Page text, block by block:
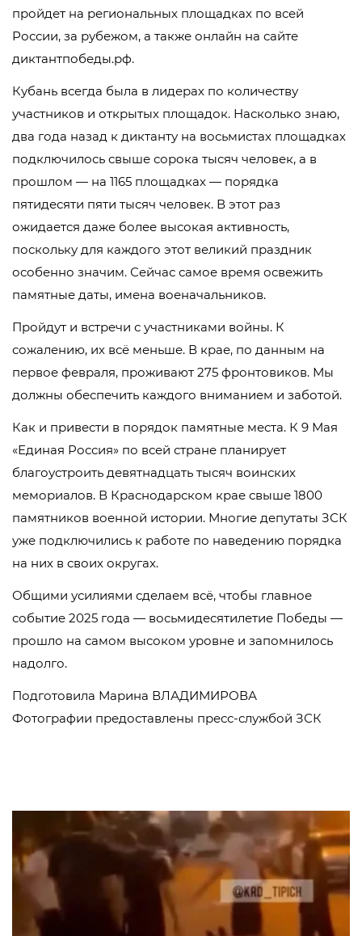
пройдет на региональных площадках по всей
России, за рубежом, а также онлайн на сайте
диктантпобеды.рф.
Кубань всегда была в лидерах по количеству
участников и открытых площадок. Насколько знаю,
два года назад к диктанту на восьмистах площадках
подключилось свыше сорока тысяч человек, а в
прошлом — на 1165 площадках — порядка
пятидесяти пяти тысяч человек. В этот раз
ожидается даже более высокая активность,
поскольку для каждого этот великий праздник
особенно значим. Сейчас самое время освежить
памятные даты, имена военачальников.
Пройдут и встречи с участниками войны. К
сожалению, их всё меньше. В крае, по данным на
первое февраля, проживают 275 фронтовиков. Мы
должны обеспечить каждого вниманием и заботой.
Как и привести в порядок памятные места. К 9 Мая
«Единая Россия» по всей стране планирует
благоустроить девятнадцать тысяч воинских
мемориалов. В Краснодарском крае свыше 1800
памятников военной истории. Многие депутаты ЗСК
уже подключились к работе по наведению порядка
на них в своих округах.
Общими усилиями сделаем всё, чтобы главное
событие 2025 года — восьмидесятилетие Победы —
прошло на самом высоком уровне и запомнилось
надолго.
Подготовила Марина ВЛАДИМИРОВА
Фотографии предоставлены пресс-службой ЗСК